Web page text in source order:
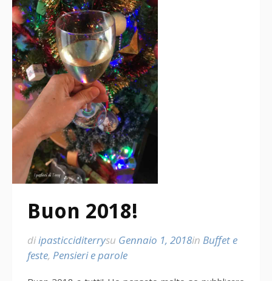
Buon 2018!
diipasticciditerrysu Gennaio 1, 2018in Buffet e
feste, Pensieri e parole